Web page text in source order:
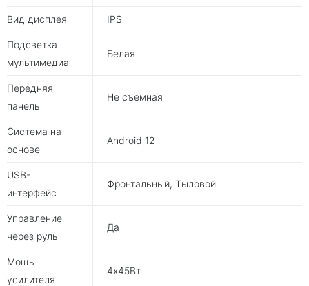
Вид дисплея IPS
Подсветка
мультимедиа
Белая
Передняя
панель
Не съемная
Система на
основе
Android 12
USB-
интерфейс
Фронтальный, Тыловой
Управление
через руль
Да
Мощь
усилителя
4х45Вт